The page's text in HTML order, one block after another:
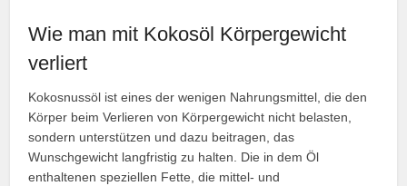
Wie man mit Kokosöl Körpergewicht
verliert
Kokosnussöl ist eines der wenigen Nahrungsmittel, die den
Körper beim Verlieren von Körpergewicht nicht belasten,
sondern unterstützen und dazu beitragen, das
Wunschgewicht langfristig zu halten. Die in dem Öl
enthaltenen speziellen Fette, die mittel- und